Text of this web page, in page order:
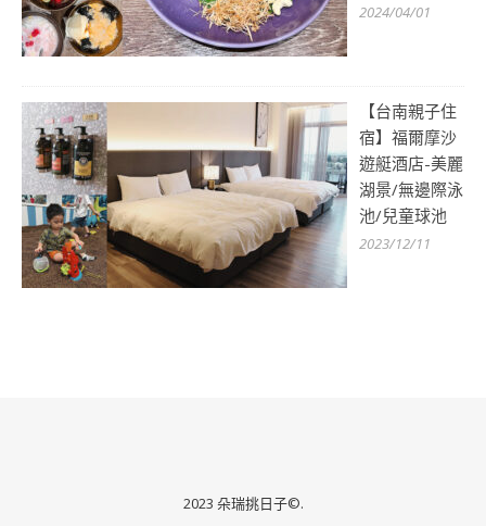
2024/04/01
【台南親子住
宿】福爾摩沙
遊艇酒店-美麗
湖景/無邊際泳
池/兒童球池
2023/12/11
2023 朵瑞挑日子©.